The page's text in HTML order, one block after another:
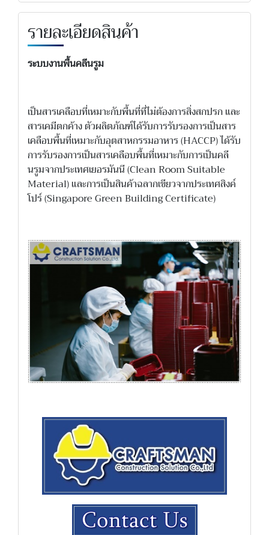
รายละเอียดสินค้า
ระบบงานพื้นคลีนรูม
เป็นสารเคลือบที่เหมาะกับพื้นที่ที่ไม่ต้องการสิ่งสกปรก และ
สารเคมีตกค้าง ตัวผลิตภัณฑ์ได้รับการรับรองการเป็นสาร
เคลือบพื้นที่เหมาะกับอุตสาหกรรมอาหาร (HACCP) ได้รับ
การรับรองการเป็นสารเคลือบพื้นที่เหมาะกับการเป็นคลี
นรูมจากประเทศเยอรมันนี (Clean Room Suitable
Material) และการเป็นสินค้าฉลากเขียวจากประเทศสิงค์
โปร์ (Singapore Green Building Certificate)